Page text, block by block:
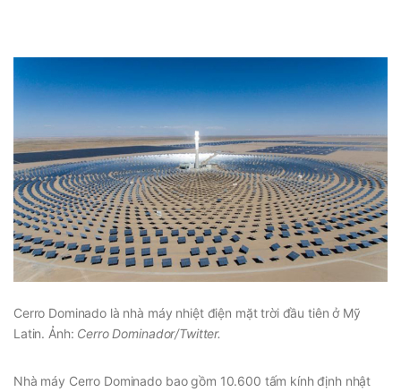
Cerro Dominado là nhà máy nhiệt điện mặt trời đầu tiên ở Mỹ
Latin. Ảnh: Cerro Dominador/Twitter.
Nhà máy Cerro Dominado bao gồm 10.600 tấm kính định nhật